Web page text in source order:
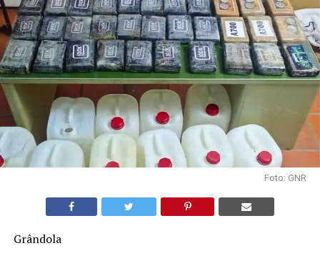
Foto: GNR
Grândola